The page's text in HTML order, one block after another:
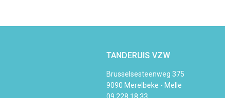
TANDERUIS VZW
Brusselsesteenweg 375
9090 Merelbeke - Melle
09 228 18 33